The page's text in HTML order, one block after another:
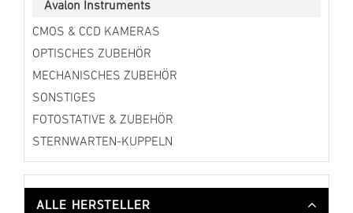
Avalon Instruments
CMOS & CCD KAMERAS
OPTISCHES ZUBEHÖR
MECHANISCHES ZUBEHÖR
SONSTIGES
FOTOSTATIVE & ZUBEHÖR
STERNWARTEN-KUPPELN
ALLE HERSTELLER